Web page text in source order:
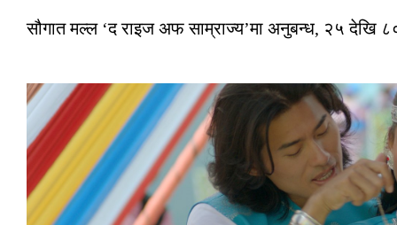
सौगात मल्ल ‘द राइज अफ साम्राज्य’मा अनुबन्ध, २५ देखि